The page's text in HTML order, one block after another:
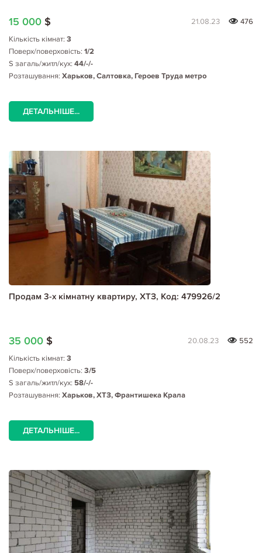
15 000 $ 21.08.23
476
Кількість кімнат: 3
Поверх/поверховість: 1/2
S загаль/житл/кух: 44/-/-
Розташування: Харьков, Салтовка, Героев Труда метро
ДЕТАЛЬНІШЕ...
Продам 3-х кімнатну квартиру, ХТЗ, Код: 479926/2
35 000 $ 20.08.23
552
Кількість кімнат: 3
Поверх/поверховість: 3/5
S загаль/житл/кух: 58/-/-
Розташування: Харьков, ХТЗ, Франтишека Крала
ДЕТАЛЬНІШЕ...